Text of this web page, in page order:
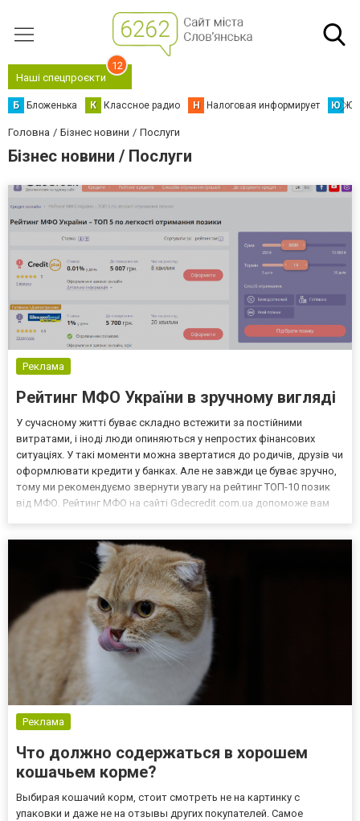
Наші спецпроєкти
12
Б Бложенька К Классное радио Н Налоговая информирует Ю
Головна Бізнес новини Послуги
Бізнес новини / Послуги
Реклама
Рейтинг МФО України в зручному вигляді
У сучасному житті буває складно встежити за постійними
витратами, і іноді люди опиняються у непростих фінансових
ситуаціях. У такі моменти можна звертатися до родичів, друзів чи
оформлювати кредити у банках. Але не завжди це буває зручно,
тому ми рекомендуємо звернути увагу на рейтинг ТОП-10 позик
від МФО. Рейтинг МФО на сайті Gdecredit.com.ua допоможе вам
Реклама
Что должно содержаться в хорошем
кошачьем корме?
Выбирая кошачий корм, стоит смотреть не на картинку с
упаковки и даже не на отзывы других покупателей. Самое